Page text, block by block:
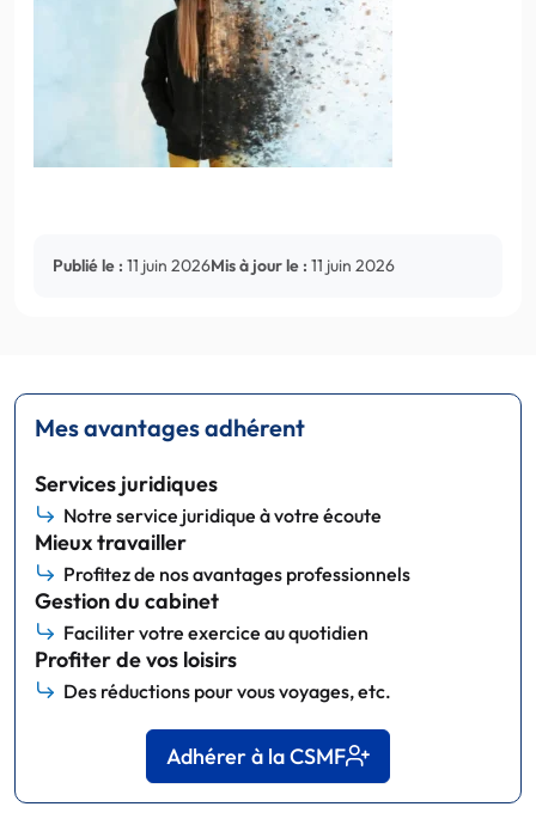
Publié le : 11 juin 2026Mis à jour le : 11 juin 2026
Mes avantages adhérent
Services juridiques
Notre service juridique à votre écoute
Mieux travailler
Profitez de nos avantages professionnels
Gestion du cabinet
Faciliter votre exercice au quotidien
Profiter de vos loisirs
Des réductions pour vous voyages, etc.
Adhérer à la CSMF